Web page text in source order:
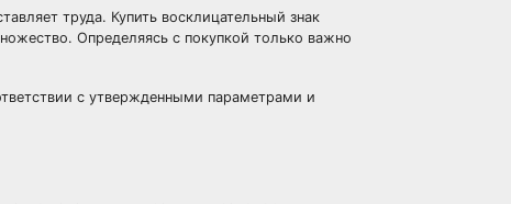
труда. Купить восклицательный знак
Определяясь с покупкой только важно
с утвержденными параметрами и